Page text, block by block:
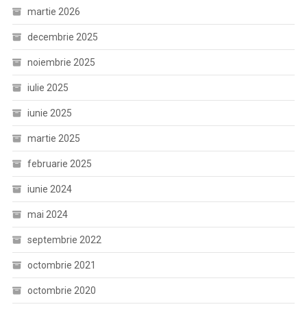
martie 2026
decembrie 2025
noiembrie 2025
iulie 2025
iunie 2025
martie 2025
februarie 2025
iunie 2024
mai 2024
septembrie 2022
octombrie 2021
octombrie 2020